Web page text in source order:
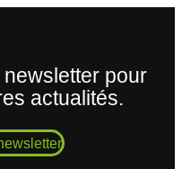
pour
actualités.